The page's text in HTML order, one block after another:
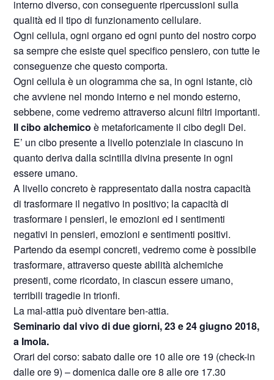
interno diverso, con conseguente ripercussioni sulla
qualità ed il tipo di funzionamento cellulare.
Ogni cellula, ogni organo ed ogni punto del nostro corpo
sa sempre che esiste quel specifico pensiero, con tutte le
conseguenze che questo comporta.
Ogni cellula è un ologramma che sa, in ogni istante, ciò
che avviene nel mondo interno e nel mondo esterno,
sebbene, come vedremo attraverso alcuni filtri importanti.
Il cibo alchemico è metaforicamente il cibo degli Dei.
E’ un cibo presente a livello potenziale in ciascuno in
quanto deriva dalla scintilla divina presente in ogni
essere umano.
A livello concreto è rappresentato dalla nostra capacità
di trasformare il negativo in positivo; la capacità di
trasformare i pensieri, le emozioni ed i sentimenti
negativi in pensieri, emozioni e sentimenti positivi.
Partendo da esempi concreti, vedremo come è possibile
trasformare, attraverso queste abilità alchemiche
presenti, come ricordato, in ciascun essere umano,
terribili tragedie in trionfi.
La mal-attia può diventare ben-attia.
Seminario dal vivo di due giorni, 23 e 24 giugno 2018,
a Imola.
Orari del corso: sabato dalle ore 10 alle ore 19 (check-in
dalle ore 9) – domenica dalle ore 8 alle ore 17.30